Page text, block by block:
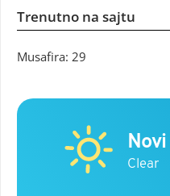
Trenutno na sajtu
Musafira: 29
Clear